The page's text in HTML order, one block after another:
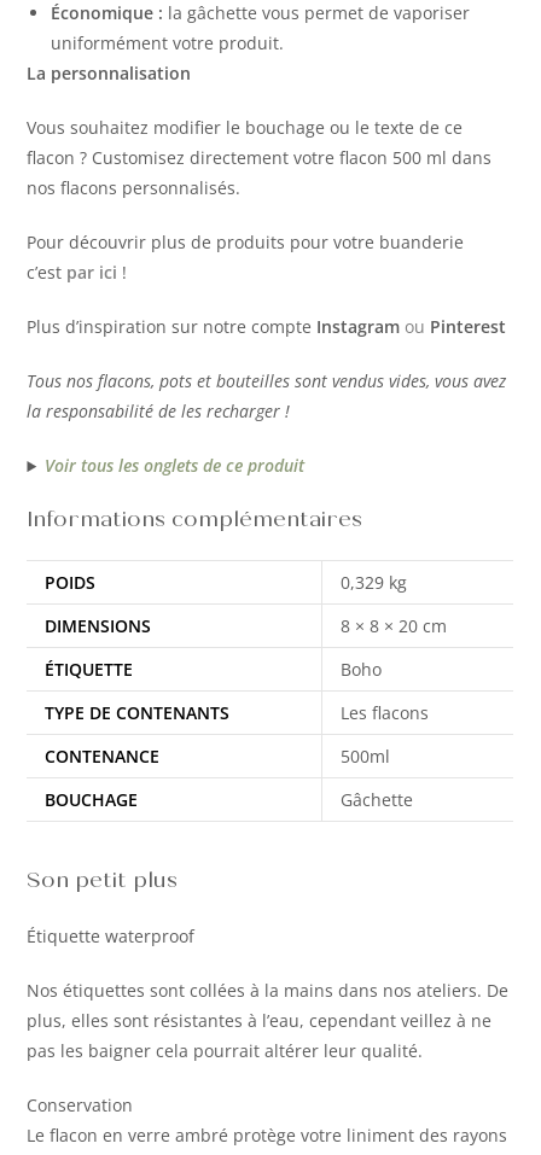
Économique : la gâchette vous permet de vaporiser
uniformément votre produit.
La personnalisation
Vous souhaitez modifier le bouchage ou le texte de ce
flacon ? Customisez directement votre flacon 500 ml dans
nos flacons personnalisés.
Pour découvrir plus de produits pour votre buanderie
c’est par ici !
Plus d’inspiration sur notre compte Instagram ou Pinterest
Tous nos flacons, pots et bouteilles sont vendus vides, vous avez
la responsabilité de les recharger !
Voir tous les onglets de ce produit
Informations complémentaires
POIDS
0,329 kg
DIMENSIONS
8 × 8 × 20 cm
ÉTIQUETTE
Boho
TYPE DE CONTENANTS
Les flacons
CONTENANCE
500ml
BOUCHAGE
Gâchette
Son petit plus
Étiquette waterproof
Nos étiquettes sont collées à la mains dans nos ateliers. De
plus, elles sont résistantes à l’eau, cependant veillez à ne
pas les baigner cela pourrait altérer leur qualité.
Conservation
Le flacon en verre ambré protège votre liniment des rayons